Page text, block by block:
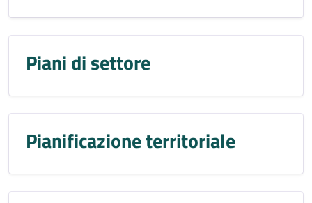
Piani di settore
Pianificazione territoriale